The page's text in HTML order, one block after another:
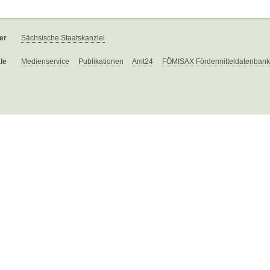
Sächsische Staatskanzlei
Medienservice Publikationen Amt24 FÖMISAX Fördermitteldatenbank